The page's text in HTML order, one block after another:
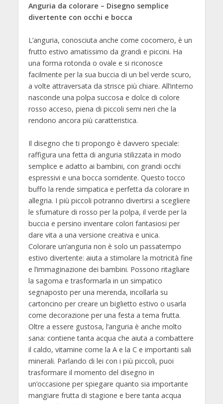
Anguria da colorare – Disegno semplice
divertente con occhi e bocca
L’anguria, conosciuta anche come cocomero, è un
frutto estivo amatissimo da grandi e piccini. Ha
una forma rotonda o ovale e si riconosce
facilmente per la sua buccia di un bel verde scuro,
a volte attraversata da strisce più chiare. All’interno
nasconde una polpa succosa e dolce di colore
rosso acceso, piena di piccoli semi neri che la
rendono ancora più caratteristica.
Il disegno che ti propongo è davvero speciale:
raffigura una fetta di anguria stilizzata in modo
semplice e adatto ai bambini, con grandi occhi
espressivi e una bocca sorridente. Questo tocco
buffo la rende simpatica e perfetta da colorare in
allegria. I più piccoli potranno divertirsi a scegliere
le sfumature di rosso per la polpa, il verde per la
buccia e persino inventare colori fantasiosi per
dare vita a una versione creativa e unica.
Colorare un’anguria non è solo un passatempo
estivo divertente: aiuta a stimolare la motricità fine
e l’immaginazione dei bambini. Possono ritagliare
la sagoma e trasformarla in un simpatico
segnaposto per una merenda, incollarla su
cartoncino per creare un biglietto estivo o usarla
come decorazione per una festa a tema frutta.
Oltre a essere gustosa, l’anguria è anche molto
sana: contiene tanta acqua che aiuta a combattere
il caldo, vitamine come la A e la C e importanti sali
minerali. Parlando di lei con i più piccoli, puoi
trasformare il momento del disegno in
un’occasione per spiegare quanto sia importante
mangiare frutta di stagione e bere tanta acqua